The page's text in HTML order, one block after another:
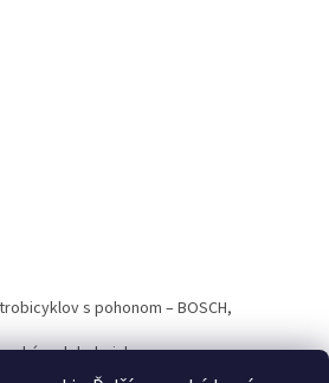
s pohonom – BOSCH,
web hokejshop.eu